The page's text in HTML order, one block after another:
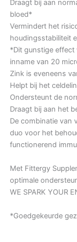
Draagt bij aan
bloed*
Vermindert het
houdingsstabiliteit
*Dit gunstige effect
inname van 20
Zink is eveneens
Helpt bij het
Ondersteunt de
Draagt bij aan het
De combinatie van
duo voor het
functionerend
Met Fittergy
optimale
WE SPARK YOUR
*Goedgekeurde